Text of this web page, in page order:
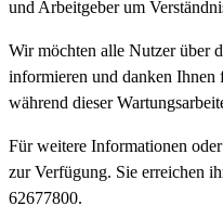
und Arbeitgeber um
Wir möchten alle Nutzer über
informieren und danken Ihnen
während dieser
Für weitere Informationen
zur Verfügung. Sie erreichen
62677800.